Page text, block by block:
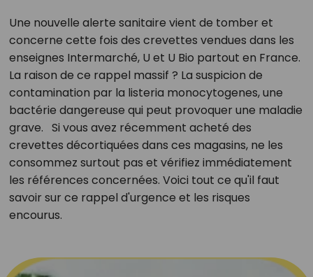
Une nouvelle alerte sanitaire vient de tomber et
concerne cette fois des crevettes vendues dans les
enseignes Intermarché, U et U Bio partout en France.
La raison de ce rappel massif ? La suspicion de
contamination par la listeria monocytogenes, une
bactérie dangereuse qui peut provoquer une maladie
grave. Si vous avez récemment acheté des
crevettes décortiquées dans ces magasins, ne les
consommez surtout pas et vérifiez immédiatement
les références concernées. Voici tout ce qu'il faut
savoir sur ce rappel d'urgence et les risques
encourus.